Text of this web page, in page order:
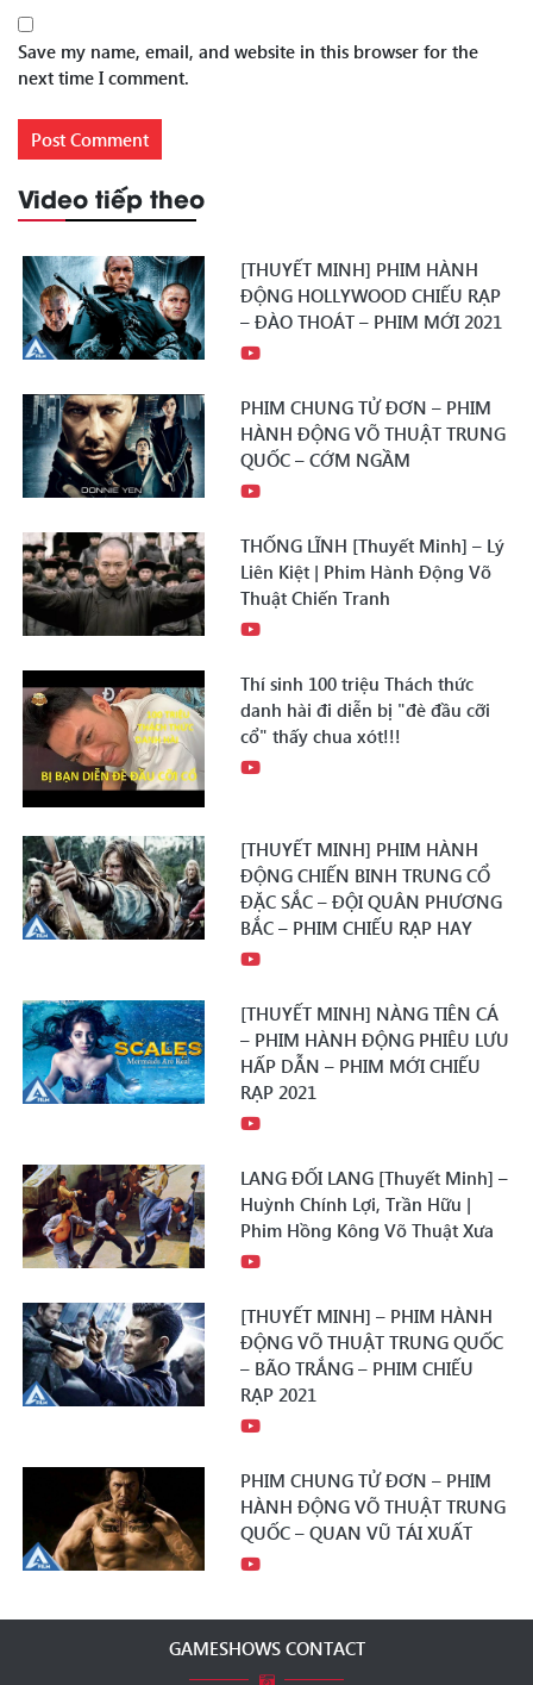
Save my name, email, and website in this browser for the
next time I comment.
Video tiếp theo
[THUYẾT MINH] PHIM HÀNH
ĐỘNG HOLLYWOOD CHIẾU RẠP
– ĐÀO THOÁT – PHIM MỚI 2021
PHIM CHUNG TỬ ĐƠN – PHIM
HÀNH ĐỘNG VÕ THUẬT TRUNG
QUỐC – CỚM NGẦM
THỐNG LĨNH [Thuyết Minh] – Lý
Liên Kiệt | Phim Hành Động Võ
Thuật Chiến Tranh
Thí sinh 100 triệu Thách thức
danh hài đi diễn bị "đè đầu cỡi
cổ" thấy chua xót!!!
[THUYẾT MINH] PHIM HÀNH
ĐỘNG CHIẾN BINH TRUNG CỔ
ĐẶC SẮC – ĐỘI QUÂN PHƯƠNG
BẮC – PHIM CHIẾU RẠP HAY
[THUYẾT MINH] NÀNG TIÊN CÁ
– PHIM HÀNH ĐỘNG PHIÊU LƯU
HẤP DẪN – PHIM MỚI CHIẾU
RẠP 2021
LANG ĐỐI LANG [Thuyết Minh] –
Huỳnh Chính Lợi, Trần Hữu |
Phim Hồng Kông Võ Thuật Xưa
[THUYẾT MINH] – PHIM HÀNH
ĐỘNG VÕ THUẬT TRUNG QUỐC
– BÃO TRẮNG – PHIM CHIẾU
RẠP 2021
PHIM CHUNG TỬ ĐƠN – PHIM
HÀNH ĐỘNG VÕ THUẬT TRUNG
QUỐC – QUAN VŨ TÁI XUẤT
GAMESHOWS CONTACT